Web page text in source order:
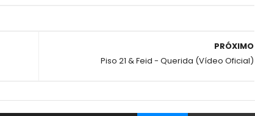
PRÓXIMO
Piso 21 & Feid - Querida (Vídeo Oficial)